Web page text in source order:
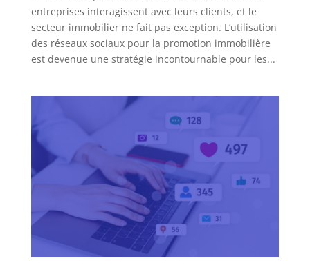
entreprises interagissent avec leurs clients, et le
secteur immobilier ne fait pas exception. L’utilisation
des réseaux sociaux pour la promotion immobilière
est devenue une stratégie incontournable pour les...